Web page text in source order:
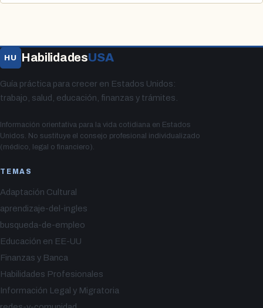
HU HabilidadesUSA
Guía práctica para crecer en Estados Unidos:
trabajo, salud, educación, finanzas y trámites.
Información orientativa para la vida cotidiana en Estados
Unidos. No sustituye el consejo profesional individualizado
(médico, legal o financiero).
TEMAS
Adaptación Cultural
aprendizaje-del-ingles
busqueda-de-empleo
Educación en EE-UU
Finanzas y Banca
Habilidades Profesionales
Información Legal y Migratoria